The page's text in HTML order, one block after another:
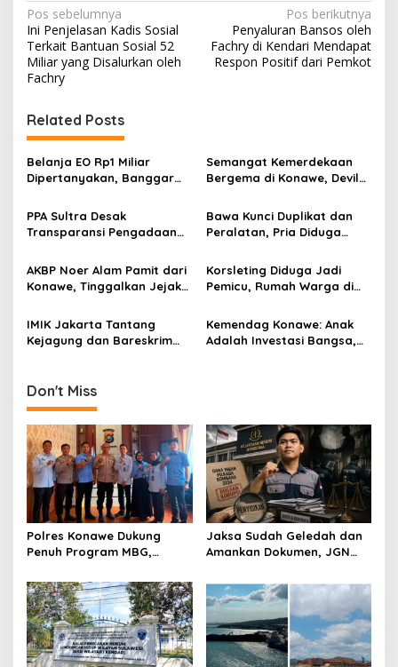
N
a
v
g
a
s
p
o
s
Pos sebelumnya
Ini Penjelasan Kadis Sosial
Terkait Bantuan Sosial 52
Miliar yang Disalurkan oleh
Fachry
Pos berikutnya
Penyaluran Bansos oleh
Fachry di Kendari Mendapat
Respon Positif dari Pemkot
Related Posts
Belanja EO Rp1 Miliar
Dipertanyakan, Banggar
Pariwisata Konawe
Dirasionalisasi
Semangat Kemerdekaan
Bergema di Konawe, Devile
Barisan
PPA Sultra Desak
Transparansi Pengadaan
Konawe, Plt Kadis PK Buka
Penjelasan
Bawa Kunci Duplikat dan
Peralatan, Pria Diduga
Indosat Diamankan
AKBP Noer Alam Pamit dari
Konawe, Tinggalkan Jejak
Mendalam di Hati
Masyarakat
Korsleting Diduga Jadi
Pemicu, Rumah Warga di
Si Jago Merah
IMIK Jakarta Tantang
Kejagung dan Bareskrim
Dugaan Pembeking
Kemendag Konawe: Anak
Adalah Investasi Bangsa,
Don't Miss
Polres Konawe Dukung
Penuh Program MBG,
Sasaran dan Sesuai Aturan
Jaksa Sudah Geledah dan
Amankan Dokumen, JGN
Tersangka Dana Hibah
Pilkada Bombana